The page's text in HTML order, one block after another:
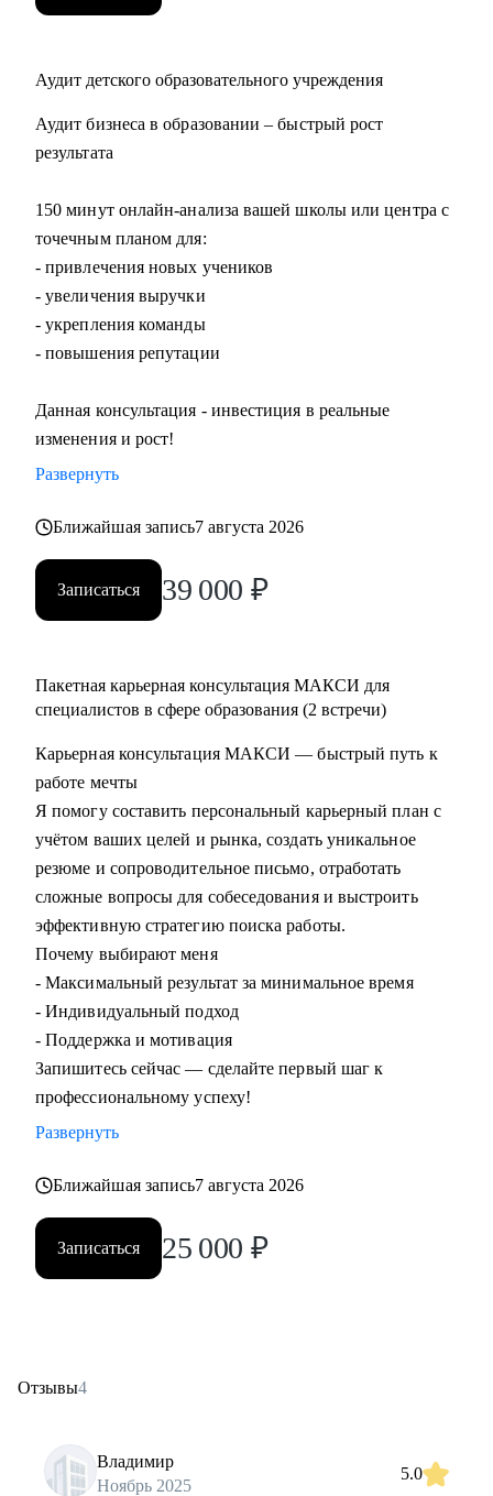
Аудит детского образовательного учреждения
Аудит бизнеса в образовании – быстрый рост
результата
150 минут онлайн-анализа вашей школы или центра с
точечным планом для:
- привлечения новых учеников
- увеличения выручки
- укрепления команды
- повышения репутации
Данная консультация - инвестиция в реальные
изменения и рост!
Развернуть
Ближайшая запись7 августа 2026
Записаться 39 000 ₽
Пакетная карьерная консультация МАКСИ для
специалистов в сфере образования (2 встречи)
Карьерная консультация МАКСИ — быстрый путь к
работе мечты
Я помогу составить персональный карьерный план с
учётом ваших целей и рынка, создать уникальное
резюме и сопроводительное письмо, отработать
сложные вопросы для собеседования и выстроить
эффективную стратегию поиска работы.
Почему выбирают меня
- Максимальный результат за минимальное время
- Индивидуальный подход
- Поддержка и мотивация
Запишитесь сейчас — сделайте первый шаг к
профессиональному успеху!
Развернуть
Ближайшая запись7 августа 2026
Записаться 25 000 ₽
Отзывы4
Владимир
Ноябрь 2025
5.0